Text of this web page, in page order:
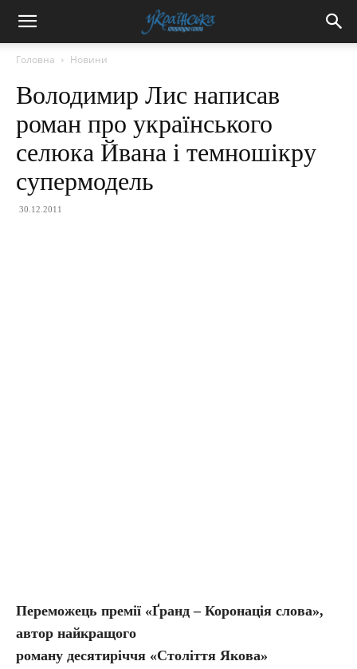
Головна Новини
Володимир Лис написав
роман про українського
селюка Йвана і темношікру
супермодель
30.12.2011
Переможець премії «Ґранд – Коронація слова»,
автор найкращого
роману десятиріччя «Століття Якова»